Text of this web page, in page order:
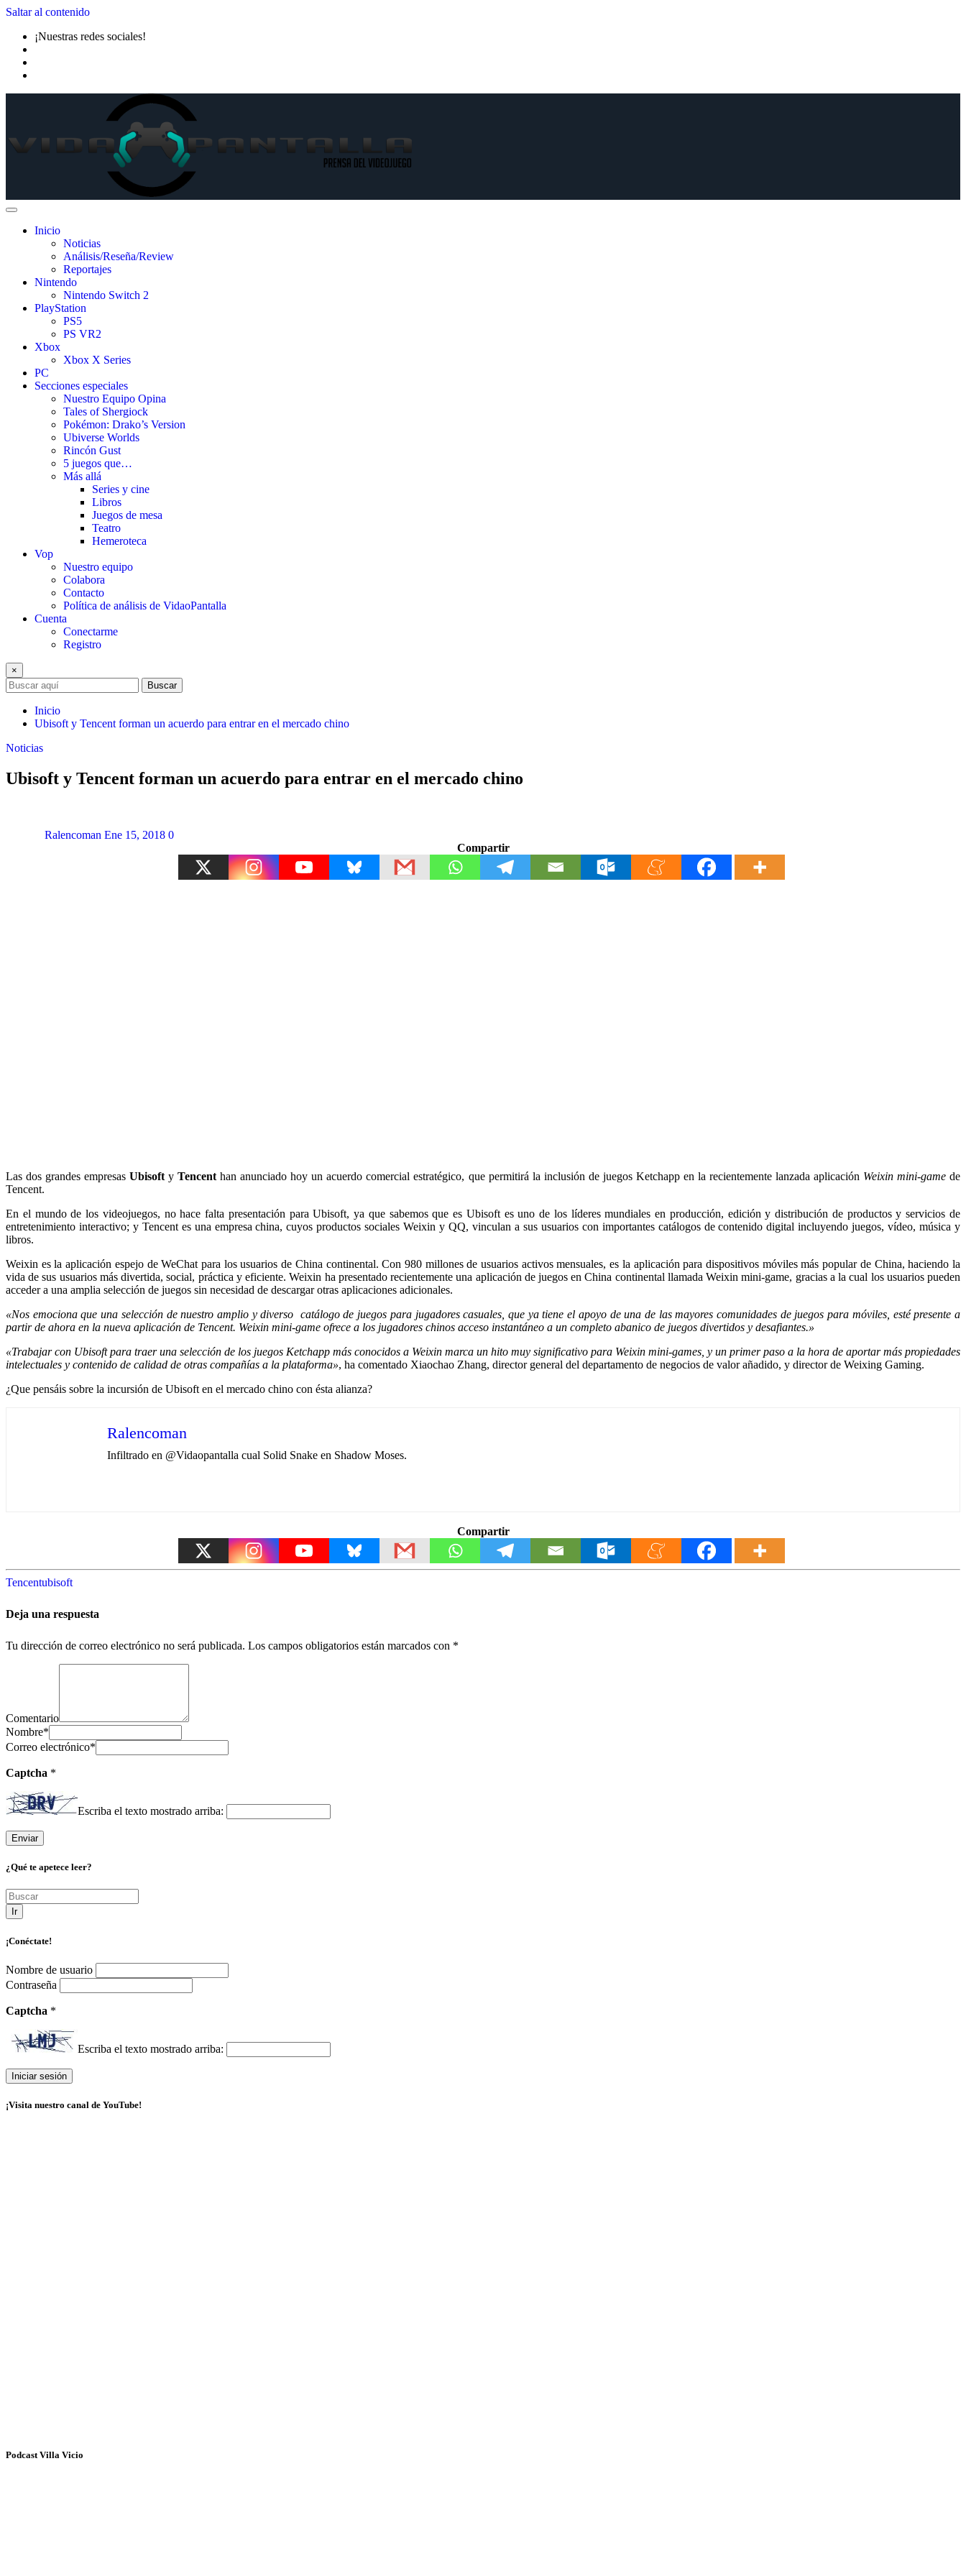
Saltar al contenido
¡Nuestras redes sociales!
Inicio
Noticias
Análisis/Reseña/Review
Reportajes
Nintendo
Nintendo Switch 2
PlayStation
PS5
PS VR2
Xbox
Xbox X Series
PC
Secciones especiales
Nuestro Equipo Opina
Tales of Shergiock
Pokémon: Drako’s Version
Ubiverse Worlds
Rincón Gust
5 juegos que…
Más allá
Series y cine
Libros
Juegos de mesa
Teatro
Hemeroteca
Vop
Nuestro equipo
Colabora
Contacto
Política de análisis de VidaoPantalla
Cuenta
Conectarme
Registro
×
Buscar
Inicio
Ubisoft y Tencent forman un acuerdo para entrar en el mercado chino
Noticias
Ubisoft y Tencent forman un acuerdo para entrar en el mercado chino
Ralencoman Ene 15, 2018 0
Compartir
Las dos grandes empresasUbisoft yTencent han anunciado hoy un acuerdo comercial estratégico, que permitirá la inclusión de juegos Ketchapp en la recientemente lanzada aplicación Weixin mini-game de
Tencent.
En el mundo de los videojuegos, no hace falta presentación para Ubisoft, ya que sabemos que es Ubisoft es uno de los líderes mundiales en producción, edición y distribución de productos y servicios de
entretenimiento interactivo; y Tencent es una empresa china, cuyos productos sociales Weixin y QQ, vinculan a sus usuarios con importantes catálogos de contenido digital incluyendo juegos, vídeo, música y
libros.
Weixin es la aplicación espejo de WeChat para los usuarios de China continental. Con 980 millones de usuarios activos mensuales, es la aplicación para dispositivos móviles más popular de China, haciendo la
vida de sus usuarios más divertida, social, práctica y eficiente. Weixin ha presentado recientemente una aplicación de juegos en China continental llamada Weixin mini-game, gracias a la cual los usuarios pueden
acceder a una amplia selección de juegos sin necesidad de descargar otras aplicaciones adicionales.
«Nos emociona que una selección de nuestro amplio y diverso catálogo de juegos para jugadores casuales, que ya tiene el apoyo de una de las mayores comunidades de juegos para móviles, esté presente a
partir de ahora en la nueva aplicación de Tencent. Weixin mini-game ofrece a los jugadores chinos acceso instantáneo a un completo abanico de juegos divertidos y desafiantes.»
«Trabajar con Ubisoft para traer una selección de los juegos Ketchapp más conocidos a Weixin marca un hito muy significativo para Weixin mini-games, y un primer paso a la hora de aportar más propiedades
intelectuales y contenido de calidad de otras compañías a la plataforma», ha comentado Xiaochao Zhang, director general del departamento de negocios de valor añadido, y director de Weixing Gaming.
¿Que pensáis sobre la incursión de Ubisoft en el mercado chino con ésta alianza?
Ralencoman
Infiltrado en @Vidaopantalla cual Solid Snake en Shadow Moses.
Compartir
Tencentubisoft
Deja una respuesta
Tu dirección de correo electrónico no será publicada. Los campos obligatorios están marcados con *
Comentario
Nombre*
Correo electrónico*
Captcha *
Escriba el texto mostrado arriba:
¿Qué te apetece leer?
Ir
¡Conéctate!
Nombre de usuario
Contraseña
Captcha *
Escriba el texto mostrado arriba:
¡Visita nuestro canal de YouTube!
Podcast Villa Vicio